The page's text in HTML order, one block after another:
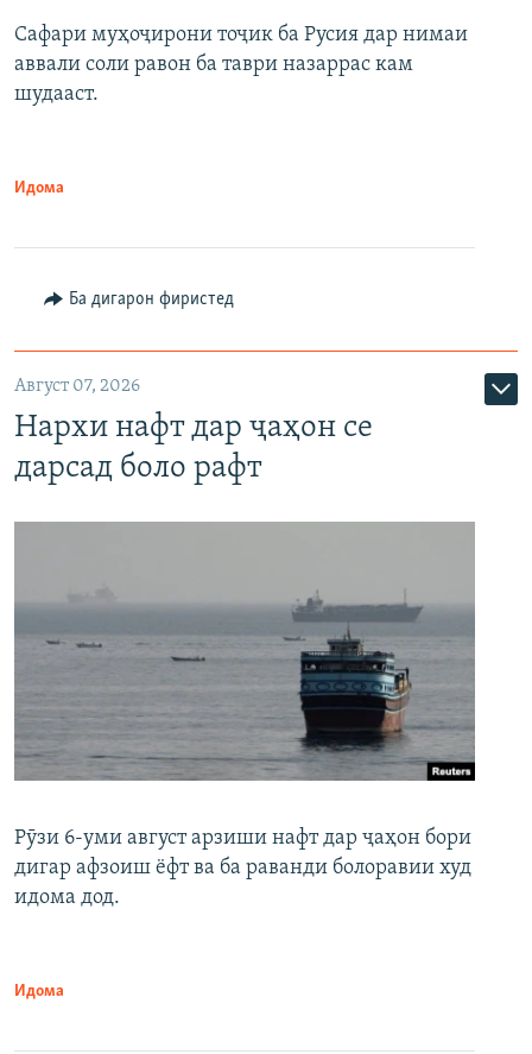
Сафари муҳоҷирони тоҷик ба Русия дар нимаи
аввали соли равон ба таври назаррас кам
шудааст.
Идома
Ба дигарон фиристед
Август 07, 2026
Нархи нафт дар ҷаҳон се
дарсад боло рафт
Рӯзи 6-уми август арзиши нафт дар ҷаҳон бори
дигар афзоиш ёфт ва ба раванди болоравии худ
идома дод.
Идома